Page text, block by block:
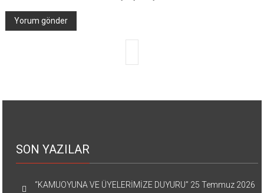
SON YAZILAR
“KAMUOYUNA VE ÜYELERİMİZE DUYURU” 25 Temmuz 2026